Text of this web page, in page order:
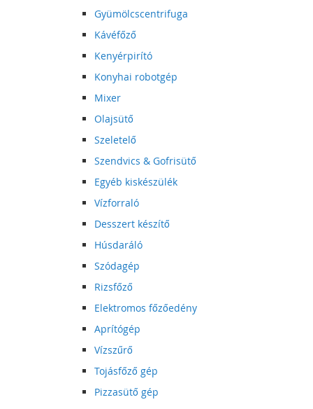
Gyümölcscentrifuga
Kávéfőző
Kenyérpirító
Konyhai robotgép
Mixer
Olajsütő
Szeletelő
Szendvics & Gofrisütő
Egyéb kiskészülék
Vízforraló
Desszert készítő
Húsdaráló
Szódagép
Rizsfőző
Elektromos főzőedény
Aprítógép
Vízszűrő
Tojásfőző gép
Pizzasütő gép